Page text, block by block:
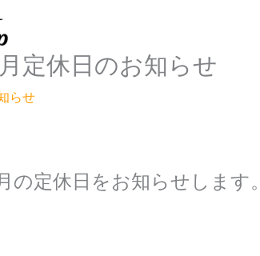
定休日のお知らせ
らせ
の定休日をお知らせします。